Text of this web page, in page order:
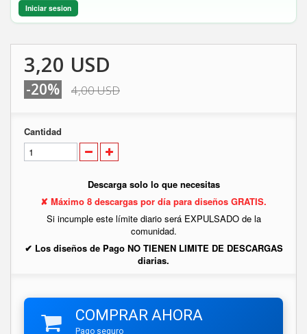
Iniciar sesion
3,20 USD
-20% 4,00 USD
Cantidad
Descarga solo lo que necesitas
✘ Máximo 8 descargas por día para diseños GRATIS.
Si incumple este límite diario será EXPULSADO de la
comunidad.
✔ Los diseños de Pago NO TIENEN LIMITE DE DESCARGAS
diarias.
COMPRAR AHORA
Pago seguro